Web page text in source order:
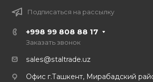
Подписаться на рассылку
+998 99 808 88 17
Заказать звонок
sales@staltrade.uz
Офис г.Ташкент, Мирабадский